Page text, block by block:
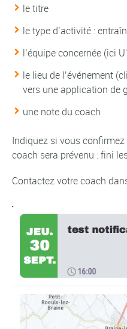
le titre
le type d’activité :
l’équipe concernée (ici
le lieu de l’événement
vers une application de
une note du coach
Indiquez si vous
coach sera prévenu : fini
Contactez votre coach